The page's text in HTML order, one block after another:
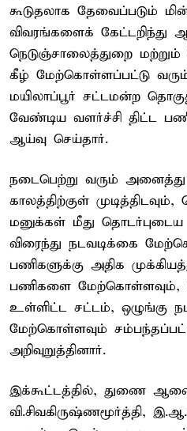
கூடுதலாக தேவைப்படும்
விவரங்களைக் கேட்டறிந்து
நெடுஞ்சாலைத்துறை
கீழ் மேற்கொள்ளப்பட்டு வரும்
மயிலாப்பூர் சட்டமன்ற
வேண்டிய வளர்ச்சி திட்ட
ஆய்வு செய்தார்.
நடைபெற்று வரும் அனைத்து
காலத்திற்குள்
மனுக்கள் மீது
விரைந்து நடவடிக்கை
பணிகளுக்கு அதிக
பணிகளை மேற்கொள்ளவும்,
உள்ளிட்ட சட்டம், ஒழுங்கு
மேற்கொள்ளவும்
அறிவுறுத்தினார்.
இக்கூட்டத்தில், துணை
வி.சிவகிருஷ்ணமூர்த்தி,